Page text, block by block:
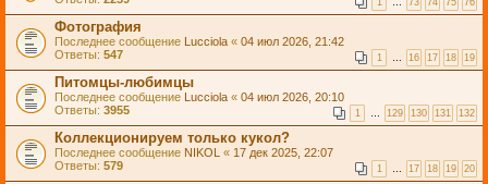
1 … 73 74 75 76
Фотография
Последнее сообщение Lucciola « 04 июл 2026, 21:42
Ответы: 547 1 … 16 17 18 19
Питомцы-любимцы
Последнее сообщение Lucciola « 04 июл 2026, 20:10
Ответы: 3955 1 … 129 130 131 132
Коллекционируем только кукол?
Последнее сообщение NIKOL « 17 дек 2025, 22:07
Ответы: 579 1 … 17 18 19 20